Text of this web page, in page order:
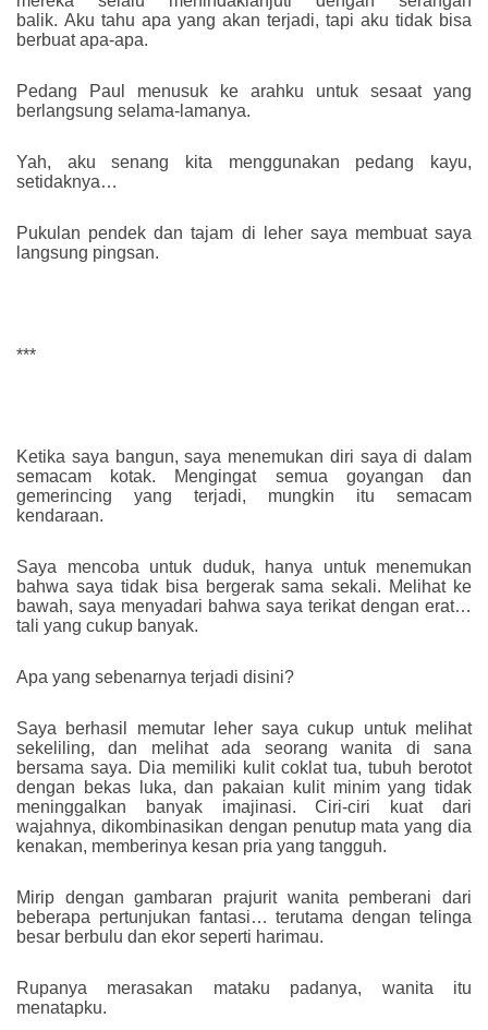
balik. Aku tahu apa yang akan terjadi, tapi aku tidak bisa
berbuat apa-apa.
Pedang Paul menusuk ke arahku untuk sesaat yang
berlangsung selama-lamanya.
Yah, aku senang kita menggunakan pedang kayu,
setidaknya…
Pukulan pendek dan tajam di leher saya membuat saya
langsung pingsan.
***
Ketika saya bangun, saya menemukan diri saya di dalam
semacam kotak. Mengingat semua goyangan dan
gemerincing yang terjadi, mungkin itu semacam
kendaraan.
Saya mencoba untuk duduk, hanya untuk menemukan
bahwa saya tidak bisa bergerak sama sekali. Melihat ke
bawah, saya menyadari bahwa saya terikat dengan erat…
tali yang cukup banyak.
Apa yang sebenarnya terjadi disini?
Saya berhasil memutar leher saya cukup untuk melihat
sekeliling, dan melihat ada seorang wanita di sana
bersama saya. Dia memiliki kulit coklat tua, tubuh berotot
dengan bekas luka, dan pakaian kulit minim yang tidak
meninggalkan banyak imajinasi. Ciri-ciri kuat dari
wajahnya, dikombinasikan dengan penutup mata yang dia
kenakan, memberinya kesan pria yang tangguh.
Mirip dengan gambaran prajurit wanita pemberani dari
beberapa pertunjukan fantasi… terutama dengan telinga
besar berbulu dan ekor seperti harimau.
Rupanya merasakan mataku padanya, wanita itu
menatapku.